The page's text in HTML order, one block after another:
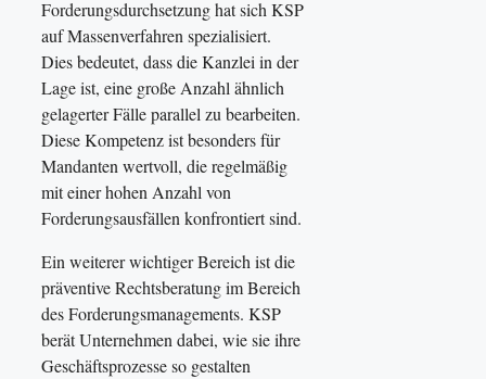
Forderungsdurchsetzung hat sich KSP
auf Massenverfahren spezialisiert.
Dies bedeutet, dass die Kanzlei in der
Lage ist, eine große Anzahl ähnlich
gelagerter Fälle parallel zu bearbeiten.
Diese Kompetenz ist besonders für
Mandanten wertvoll, die regelmäßig
mit einer hohen Anzahl von
Forderungsausfällen konfrontiert sind.
Ein weiterer wichtiger Bereich ist die
präventive Rechtsberatung im Bereich
des Forderungsmanagements. KSP
berät Unternehmen dabei, wie sie ihre
Geschäftsprozesse so gestalten